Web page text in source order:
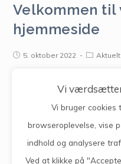
Velkommen til
hjemmeside
5. oktober 2022 Aktuelt
Vi
Vi bruger cookies
browseroplevelse, vise
indhold og analysere
Ved at klikke på